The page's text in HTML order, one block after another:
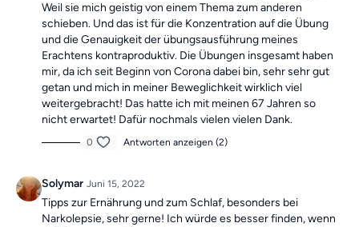
Weil sie mich geistig von einem Thema zum anderen
schieben. Und das ist für die Konzentration auf die Übung
und die Genauigkeit der übungsausführung meines
Erachtens kontraproduktiv. Die Übungen insgesamt haben
mir, da ich seit Beginn von Corona dabei bin, sehr sehr gut
getan und mich in meiner Beweglichkeit wirklich viel
weitergebracht! Das hatte ich mit meinen 67 Jahren so
nicht erwartet! Dafür nochmals vielen vielen Dank.
0 Antworten anzeigen (2)
Solymar Juni 15, 2022
Tipps zur Ernährung und zum Schlaf, besonders bei
Narkolepsie, sehr gerne! Ich würde es besser finden, wenn